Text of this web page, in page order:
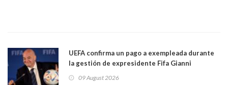
UEFA confirma un pago a exempleada durante
la gestión de expresidente Fifa Gianni
09 August 2026